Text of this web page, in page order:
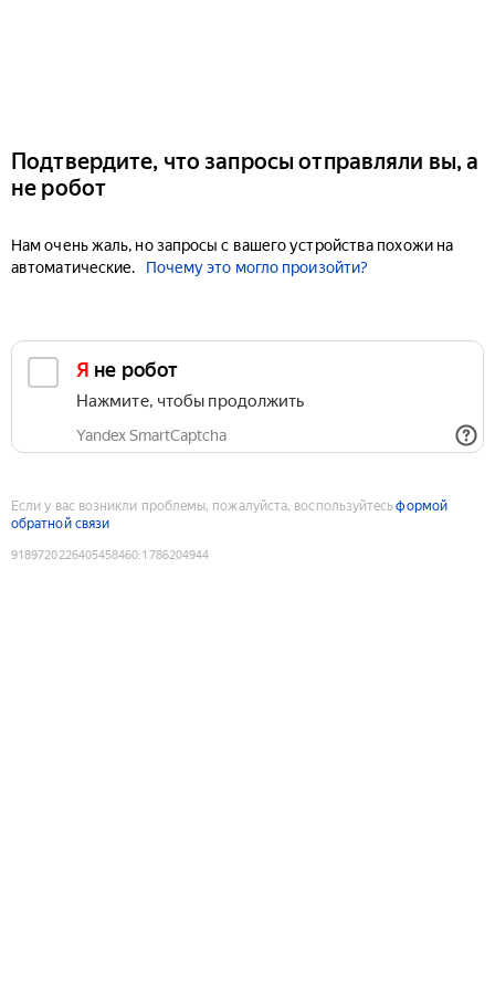
Подтвердите, что запросы отправляли вы, а
не робот
Нам очень жаль, но запросы с вашего устройства похожи на
автоматические.
Почему это могло произойти?
Я не робот
Нажмите, чтобы продолжить
Yandex SmartCaptcha
Если у вас возникли проблемы, пожалуйста, воспользуйтесьформой
обратной связи
9189720226405458460:1786204944